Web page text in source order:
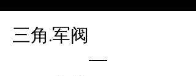
三角.军阀